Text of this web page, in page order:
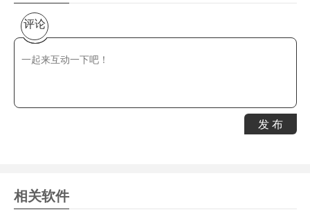
建议大家在开始游戏前关闭电脑中的杀毒软件，避免被误
评论
发 布
相关软件